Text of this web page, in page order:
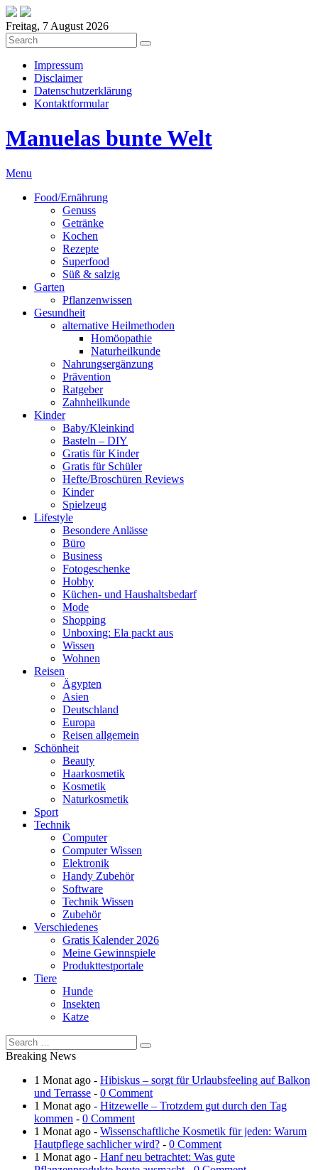
Freitag, 7 August 2026
Impressum
Disclaimer
Datenschutzerklärung
Kontaktformular
Manuelas bunte Welt
Menu
Food/Ernährung
Genuss
Getränke
Kochen
Rezepte
Superfood
Süß & salzig
Garten
Pflanzenwissen
Gesundheit
alternative Heilmethoden
Homöopathie
Naturheilkunde
Nahrungsergänzung
Prävention
Ratgeber
Zahnheilkunde
Kinder
Baby/Kleinkind
Basteln – DIY
Gratis für Kinder
Gratis für Schüler
Hefte/Broschüren Reviews
Kinder
Spielzeug
Lifestyle
Besondere Anlässe
Büro
Business
Fotogeschenke
Hobby
Küchen- und Haushaltsbedarf
Mode
Shopping
Unboxing: Ela packt aus
Wissen
Wohnen
Reisen
Ägypten
Asien
Deutschland
Europa
Reisen allgemein
Schönheit
Beauty
Haarkosmetik
Kosmetik
Naturkosmetik
Sport
Technik
Computer
Computer Wissen
Elektronik
Handy Zubehör
Software
Technik Wissen
Zubehör
Verschiedenes
Gratis Kalender 2026
Meine Gewinnspiele
Produkttestportale
Tiere
Hunde
Insekten
Katze
Breaking News
1 Monat ago - Hibiskus – sorgt für Urlaubsfeeling auf Balkon
und Terrasse - 0 Comment
1 Monat ago - Hitzewelle – Trotzdem gut durch den Tag
kommen - 0 Comment
1 Monat ago - Wissenschaftliche Kosmetik für jeden: Warum
Hautpflege sachlicher wird? - 0 Comment
1 Monat ago - Hanf neu betrachtet: Was gute